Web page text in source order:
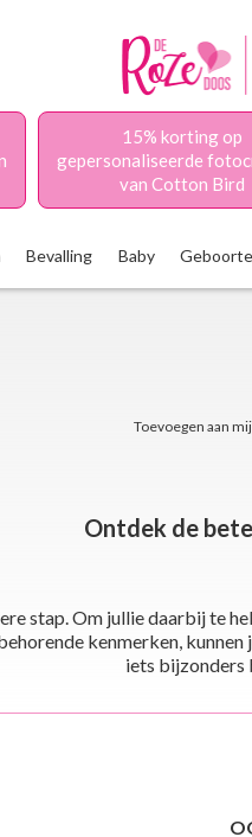
15% korting op
gepersonaliseerde
van Cotton Bird
Bevalling Baby
Toevoegen aan
Ontdek de
stap. Om jullie daarbij te
kenmerken,
iets bijzonders